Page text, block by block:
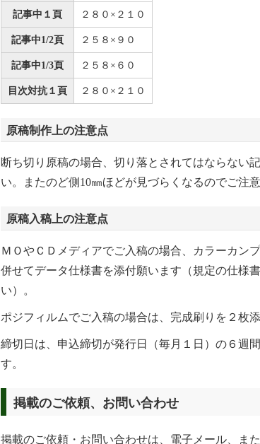
記事中１頁 ２８０×２１０
記事中1/2頁 ２５８×９０
記事中1/3頁 ２５８×６０
目次対抗１頁 ２８０×２１０
原稿制作上の注意点
断ち切り原稿の場合、切り落とされてはならない
い。またのど側10㎜ほどが見づらくなるのでご注意
原稿入稿上の注意点
ＭＯやＣＤメディアでご入稿の場合、カラーカン
併せてデータ仕様書を添付願います（規定の仕様
い）。
ポジフィルムでご入稿の場合は、完成刷りを２枚
締切日は、申込締切が発行日（毎月１日）の６週
す。
掲載のご依頼、お問い合わせ
掲載のご依頼・お問い合わせは、電子メール、ま